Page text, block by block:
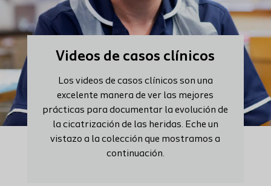
Videos de casos clínicos
Los videos de casos clínicos son una
excelente manera de ver las mejores
prácticas para documentar la evolución de
la cicatrización de las heridas. Eche un
vistazo a la colección que mostramos a
continuación.